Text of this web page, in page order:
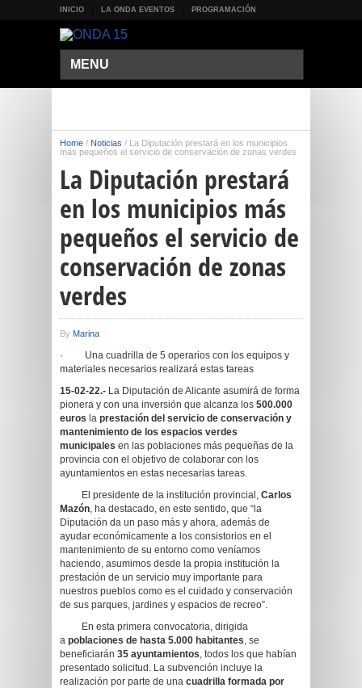
INICIO LA ONDA EVENTOS PROGRAMACIÓN
MENU
Home / Noticias / La Diputación prestará en los municipios
más pequeños el servicio de conservación de zonas verdes
La Diputación prestará
en los municipios más
pequeños el servicio de
conservación de zonas
verdes
By Marina
· Una cuadrilla de 5 operarios con los equipos y
materiales necesarios realizará estas tareas
15-02-22.- La Diputación de Alicante asumirá de forma
pionera y con una inversión que alcanza los 500.000
euros la prestación del servicio de conservación y
mantenimiento de los espacios verdes
municipales en las poblaciones más pequeñas de la
provincia con el objetivo de colaborar con los
ayuntamientos en estas necesarias tareas.
El presidente de la institución provincial, Carlos
Mazón, ha destacado, en este sentido, que “la
Diputación da un paso más y ahora, además de
ayudar económicamente a los consistorios en el
mantenimiento de su entorno como veníamos
haciendo, asumimos desde la propia institución la
prestación de un servicio muy importante para
nuestros pueblos como es el cuidado y conservación
de sus parques, jardines y espacios de recreo”.
En esta primera convocatoria, dirigida
a poblaciones de hasta 5.000 habitantes, se
beneficiarán 35 ayuntamientos, todos los que habían
presentado solicitud. La subvención incluye la
realización por parte de una cuadrilla formada por